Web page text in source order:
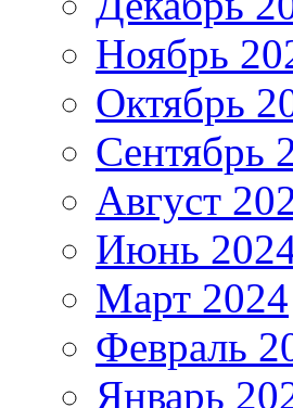
Ноябрь
Октябрь
Сентябрь
Август
Июнь
Март 2024
Февраль
Январь